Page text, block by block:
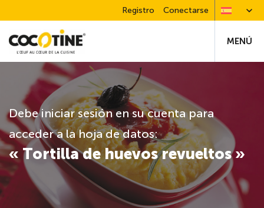
Registro Conectarse
MENÚ
Debe iniciar sesión en su cuenta para
acceder a la hoja de datos:
« Tortilla de huevos revueltos »